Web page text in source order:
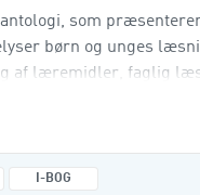
antologi, som
børn og unges
af læremidler, faglig
I-BOG